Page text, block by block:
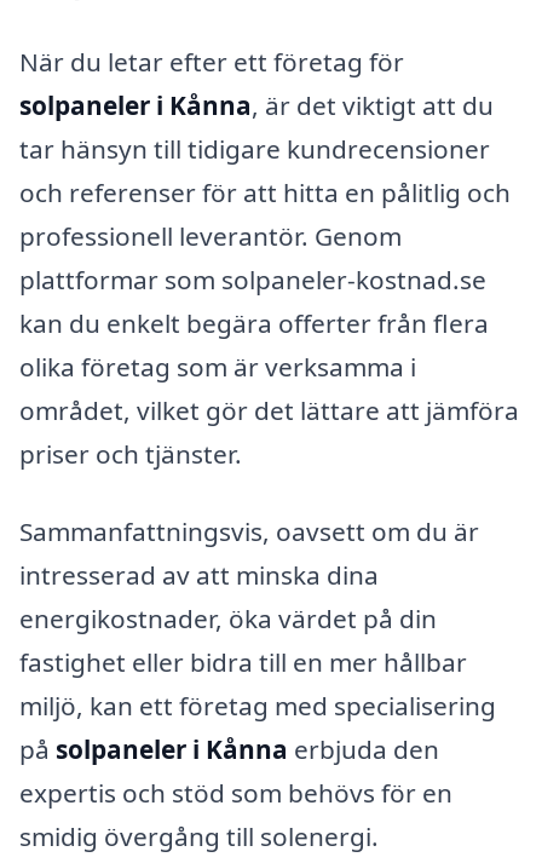
När du letar efter ett företag för
solpaneler i Kånna, är det viktigt att du
tar hänsyn till tidigare kundrecensioner
och referenser för att hitta en pålitlig och
professionell leverantör. Genom
plattformar som solpaneler-kostnad.se
kan du enkelt begära offerter från flera
olika företag som är verksamma i
området, vilket gör det lättare att jämföra
priser och tjänster.
Sammanfattningsvis, oavsett om du är
intresserad av att minska dina
energikostnader, öka värdet på din
fastighet eller bidra till en mer hållbar
miljö, kan ett företag med specialisering
på solpaneler i Kånna erbjuda den
expertis och stöd som behövs för en
smidig övergång till solenergi.